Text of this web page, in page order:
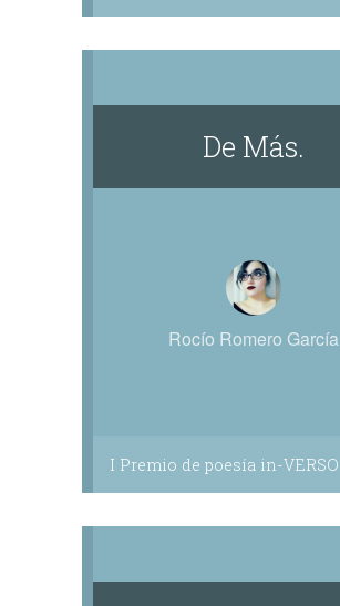
De Más.
Rocío Romero García
I Premio de poesía in-VERSO